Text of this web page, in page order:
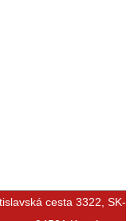
cesta 3322, SK-